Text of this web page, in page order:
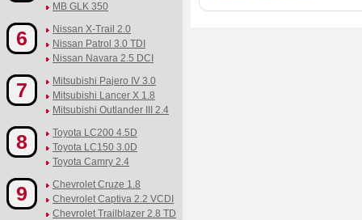
MB GLK 350
6
Nissan X-Trail 2.0
Nissan Patrol 3.0 TDI
Nissan Navara 2.5 DCI
7
Mitsubishi Pajero IV 3.0
Mitsubishi Lancer X 1.8
Mitsubishi Outlander III 2.4
8
Toyota LC200 4.5D
Toyota LC150 3.0D
Toyota Camry 2.4
9
Chevrolet Cruze 1.8
Chevrolet Captiva 2.2 VCDI
Chevrolet Trailblazer 2.8 TD